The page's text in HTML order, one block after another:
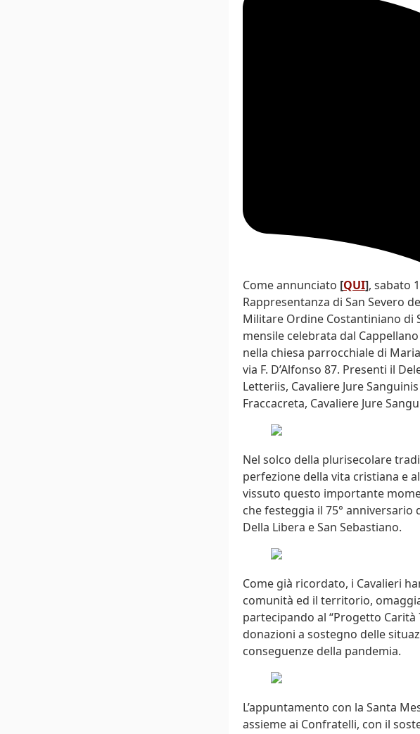
Come annunciato [QUI], sabato
Rappresentanza di San Severo
Militare Ordine Costantiniano di
mensile celebrata dal
nella chiesa parrocchiale di
via F. D’Alfonso 87. Presenti il
Letteriis, Cavaliere Jure
Fraccacreta, Cavaliere Jure
Nel solco della plurisecolare
perfezione della vita cristiana e
vissuto questo importante
che festeggia il 75° anniversario
Della Libera e San Sebastiano.
Come già ricordato, i Cavalieri
comunità ed il territorio,
partecipando al “Progetto
donazioni a sostegno delle
conseguenze della pandemia.
L’appuntamento con la Santa
assieme ai Confratelli, con il